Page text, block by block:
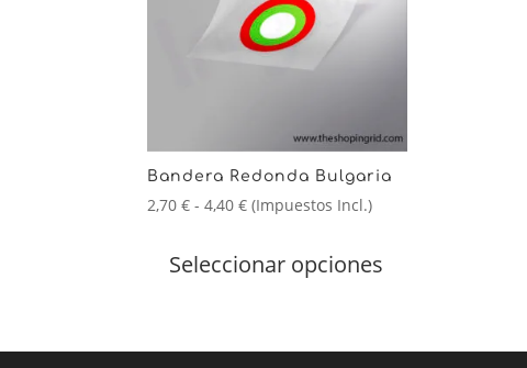
Bandera Redonda Bulgaria
2,70€ - 4,40€Rango
desde
4,40 €
(Impuestos Incl.)
Seleccionar opciones
Las